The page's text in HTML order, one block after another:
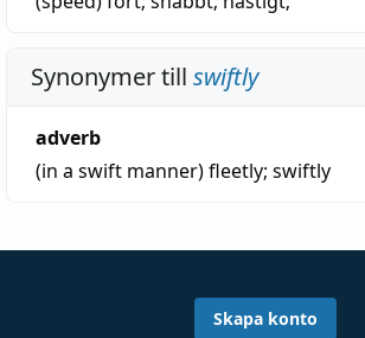
Synonymer till swiftly
adverb
(in a swift manner)fleetly; swiftly
Skapa konto